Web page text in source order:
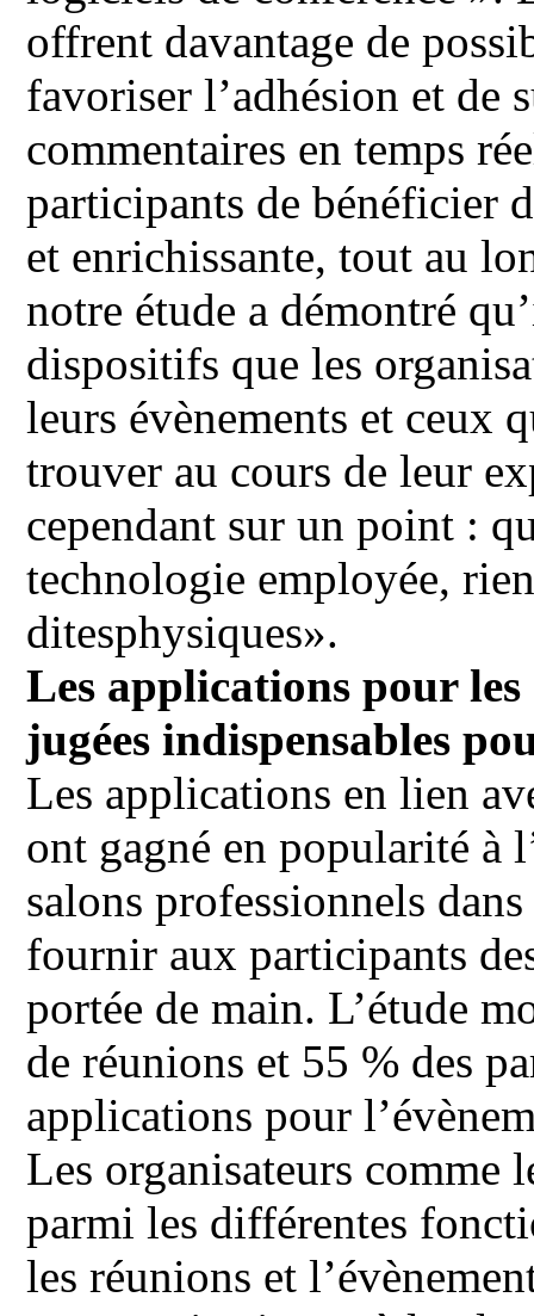
offrent davantage de
favoriser l’adhésion et de
commentaires en temps
participants de bénéficier
et enrichissante, tout au
notre étude a démontré
dispositifs que les
leurs évènements et ceux
trouver au cours de leur
cependant sur un point :
technologie employée,
ditesphysiques».
Les applications pour
jugées indispensables
Les applications en lien
ont gagné en popularité à
salons professionnels
fournir aux participants
portée de main. L’étude
de réunions et 55 % des
applications pour
Les organisateurs comme
parmi les différentes
les réunions et